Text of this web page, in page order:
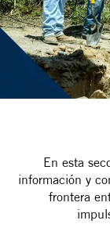
En esta
información y
frontera